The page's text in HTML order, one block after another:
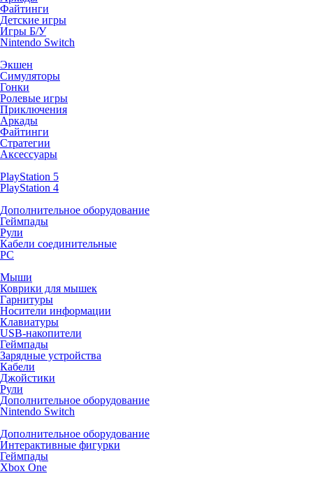
Файтинги
Детские игры
Игры Б/У
Nintendo Switch
Экшен
Симуляторы
Гонки
Ролевые игры
Приключения
Аркады
Файтинги
Стратегии
Аксессуары
PlayStation 5
PlayStation 4
Дополнительное оборудование
Геймпады
Рули
Кабели соединительные
PC
Мыши
Коврики для мышек
Гарнитуры
Носители информации
Клавиатуры
USB-накопители
Геймпады
Зарядные устройства
Кабели
Джойстики
Рули
Дополнительное оборудование
Nintendo Switch
Дополнительное оборудование
Интерактивные фигурки
Геймпады
Xbox One